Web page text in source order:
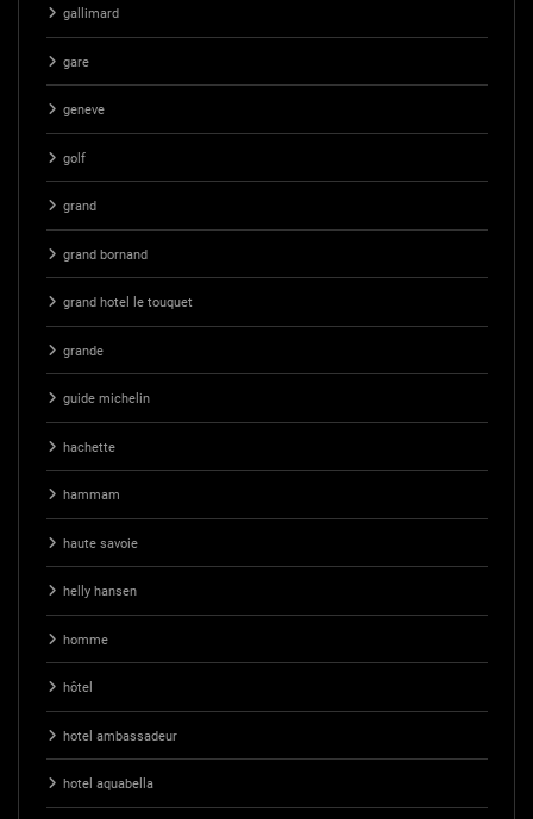
gallimard
gare
geneve
golf
grand
grand bornand
grand hotel le touquet
grande
guide michelin
hachette
hammam
haute savoie
helly hansen
homme
hôtel
hotel ambassadeur
hotel aquabella